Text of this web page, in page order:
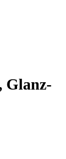
Glanz-